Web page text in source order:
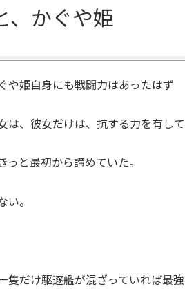
、かぐや姫
や姫自身にも戦闘力はあったはず
は、彼女だけは、抗する力を有して
と最初から諦めていた。
。
隻だけ駆逐艦が混ざっていれば最強